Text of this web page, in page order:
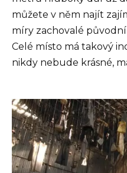
můžete v něm najít
míry zachovalé
Celé místo má takový
nikdy nebude krásné,